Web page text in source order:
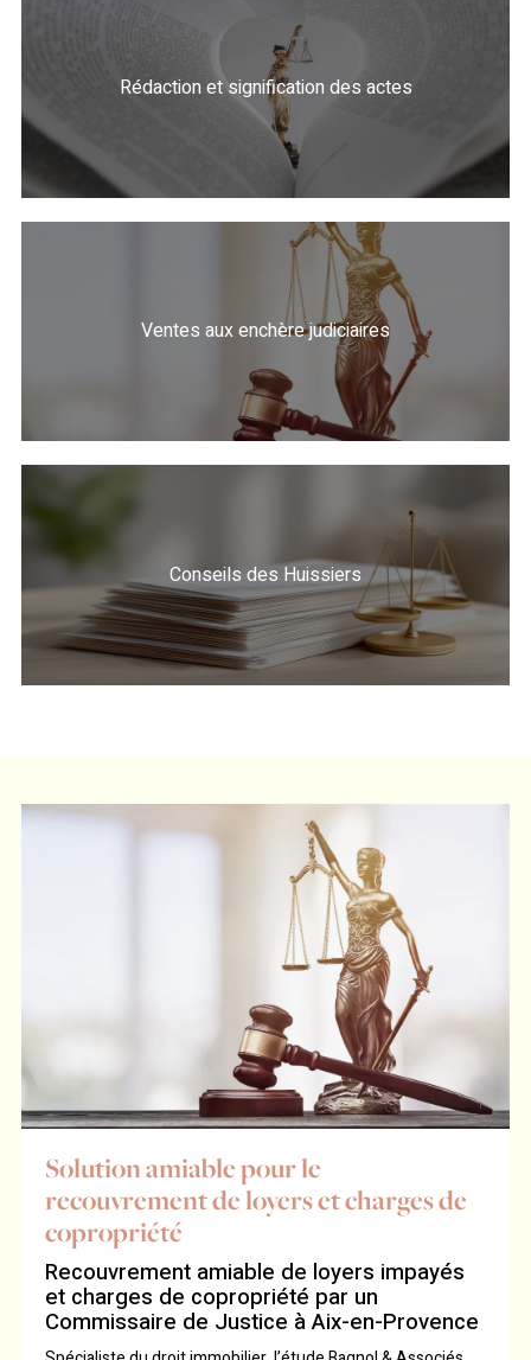
Rédaction et signification des actes
Ventes aux enchère judiciaires
Conseils des Huissiers
Solution amiable pour le
recouvrement de loyers et charges de
copropriété
Recouvrement amiable de loyers impayés
et charges de copropriété par un
Commissaire de Justice à Aix-en-Provence